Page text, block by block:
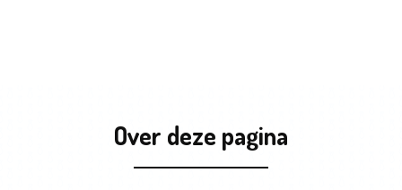
Over deze pagina